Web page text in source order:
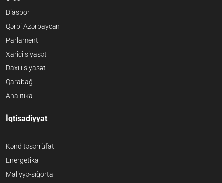
Diaspor
Qərbi Azərbaycan
Parlament
Xarici siyasət
Daxili siyasət
Qarabağ
Analitika
İqtisadiyyat
Kənd təsərrüfatı
Energetika
Maliyyə-sığorta